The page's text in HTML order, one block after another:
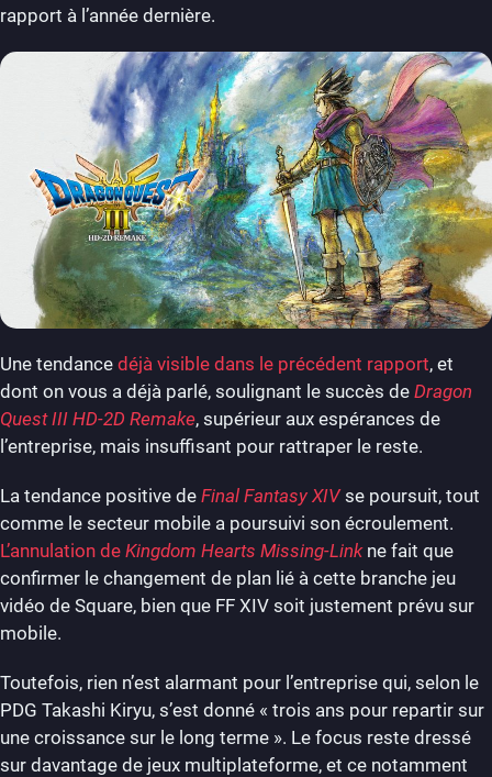
rapport à l’année dernière.
Une tendance déjà visible dans le précédent rapport, et
dont on vous a déjà parlé, soulignant le succès de Dragon
Quest III HD-2D Remake, supérieur aux espérances de
l’entreprise, mais insuffisant pour rattraper le reste.
La tendance positive de Final Fantasy XIVse poursuit, tout
comme le secteur mobile a poursuivi son écroulement.
L’annulation de Kingdom Hearts Missing-Linkne fait que
confirmer le changement de plan lié à cette branche jeu
vidéo de Square, bien que FF XIV soit justement prévu sur
mobile.
Toutefois, rien n’est alarmant pour l’entreprise qui, selon le
PDG Takashi Kiryu, s’est donné « trois ans pour repartir sur
une croissance sur le long terme ». Le focus reste dressé
sur davantage de jeux multiplateforme, et ce notamment